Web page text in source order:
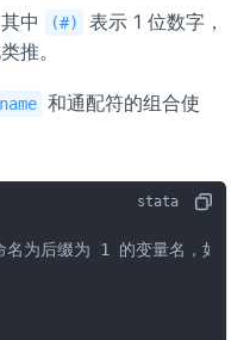
中 (#) 表示 1 位数字，
推。
和通配符的组合使
名为后缀为 1 的变量名，